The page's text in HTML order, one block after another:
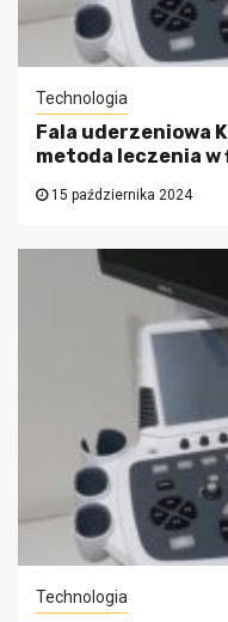
Technologia
Fala uderzeniowa
metoda leczenia
15 października 2024
Technologia